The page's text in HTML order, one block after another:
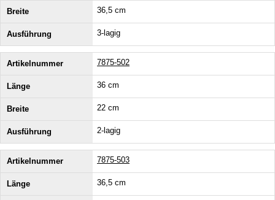
36,5 cm
3-lagig
7875-502
36 cm
22 cm
2-lagig
7875-503
36,5 cm